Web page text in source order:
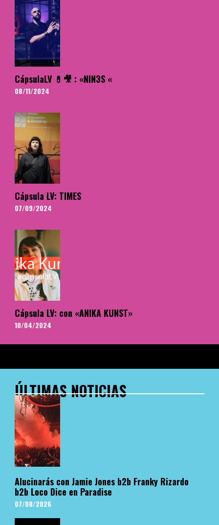
CápsulaLV 💊🎥 : «NIN3S «
08/11/2024
Cápsula LV: TIMES
07/09/2024
Cápsula LV: con «ANIKA KUNST»
10/04/2024
ÚLTIMAS NOTICIAS
Alucinarás con Jamie Jones b2b Franky Rizardo
b2b Loco Dice en Paradise
07/08/2026